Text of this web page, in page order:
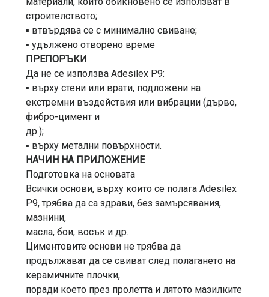
строителството;
▪ втвърдява се с минимално свиване;
▪ удължено отворено време
ПРЕПОРЪКИ
Да не се използва Adesilex P9:
▪ върху стени или врати, подложени на
екстремни въздействия или вибрации (дърво,
фибро-цимент и
др.);
▪ върху метални повърхности.
НАЧИН НА ПРИЛОЖЕНИЕ
Подготовка на основата
Всички основи, върху които се полага Adesilex
P9, трябва да са здрави, без замърсявания,
мазнини,
масла, бои, восък и др.
Циментовите основи не трябва да
продължават да се свиват след полагането на
керамичните плочки,
поради което през пролетта и лятото мазилките